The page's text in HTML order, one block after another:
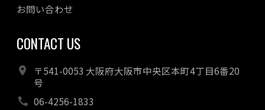
お問い合わせ
CONTACT US
〒541-0053 大阪府大阪市中央区本町4丁目6番20
号
06-4256-1833